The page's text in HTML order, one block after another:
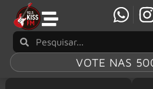
VOTE NAS